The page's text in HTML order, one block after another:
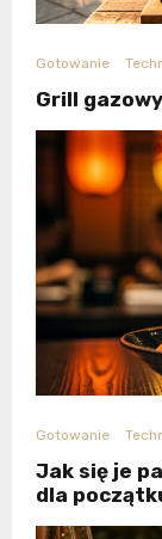
Gotowanie
Grill
Gotowanie
Jak się je
dla